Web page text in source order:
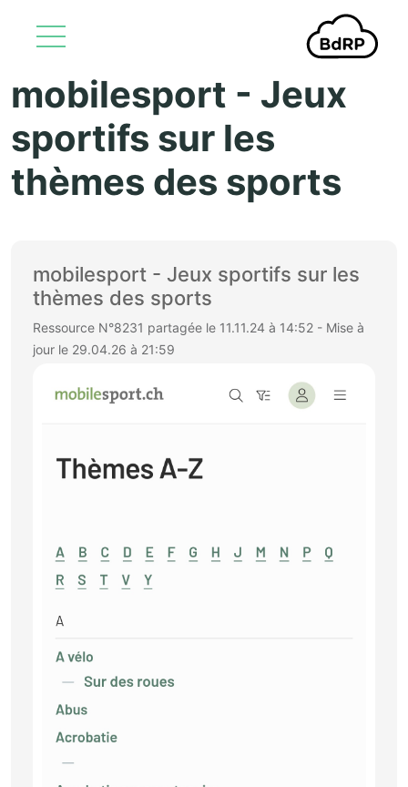
Aller au contenu principal
mobilesport - Jeux
sportifs sur les
thèmes des sports
mobilesport - Jeux sportifs sur les
thèmes des sports
Ressource N°8231 partagée le 11.11.24 à 14:52 - Mise à
jour le 29.04.26 à 21:59